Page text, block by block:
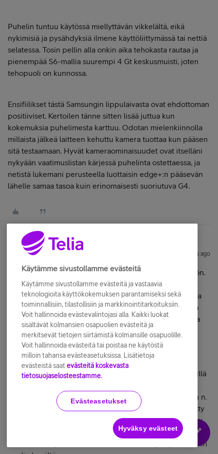
Puhelin tuntuu käytössä miellyttävän vikkelältä, eikä
nykimisiä ja pysähdyksiä ilmene käyttöliittymässä tai nettiä
selatessa. Tosin pellin alla onkin aika tehokasta rautaa ja
pienempää S6-mallia suurempi 4 Gt keskusmuisti, joten
tehopuoli on kunnossa.
Ensifiilikset tästä Samsungin lippulaivasta ovat ehdottoman
positiiviset. Kertoilen tänne sitten lisää juttua kun
kokemuksia puhelimesta karttuu. Odotan mielenkiinnolla
millaista jälkeä laitteen kehuttu kamera tuottaa kun pääsen
sitä testaamaan. Hyvät kameraominaisuudet ovat itselläni
nykyään vaatimuslistan kärjessä puhelinta ostettaessa, ja
netistä lukemani perusteella luottaisin edge+:n pääsevän
lähelle samaa tasoa kuin erinomaisesti suoriutuva G4.
PasiS Forum|Forum|10 years ago
Nyt sain minäkin mustan Galaxy S6 Edge+:n testikäyttöön.
Ollut jo viikon kotipostissa, kun olin pienellä
kotimaanmatkalla. Paketissa oli puhelin, pikaopas usealla
kielellä, sim-korttikelkan avaaja, laturi, microusb-johto ja
nappikuulokkeet pienessä muovirasiassa. Laturi, johto ja
kuulokkeet ovat valkoisia.
Puhelin on iso, mutta käsittämättömän ohut. Onneksi se
suuruus on lähinnä pituutta, joten pienemmilläkin kätösillä
verrokkina olevassa Lumia 820:ssa, mutta pituutta onkin n.
30 mm enemmän. Puhelimen ilmeisesti lasilla päällystetty
takakansi ja metallireunat ovat niin liukkaita, ettei se pysy
läppärin hieman kaarevan muovisen kannen päällä vaan
valuu hitaasti johonkin suuntaan. Viimeistely näyttää kaikin
Käytämme sivustollamme evästeitä
Käytämme sivustollamme evästeitä ja vastaavia
teknologioita käyttökokemuksen parantamiseksi sekä
toiminnallisiin, tilastollisiin ja markkinointitarkoituksiin.
Voit hallinnoida evästevalintojasi alla. Kaikki luokat
sisältävät kolmansien osapuolien evästeitä ja
merkitsevät tietojen siirtämistä kolmansille osapuolille.
Voit hallinnoida evästeitä tai poistaa ne käytöstä
milloin tahansa evästeasetuksissa. Lisätietoja
evästeistä saat evästeitä koskevasta
tietosuojaselosteestamme.
Evästeasetukset
Hyväksy evästeet